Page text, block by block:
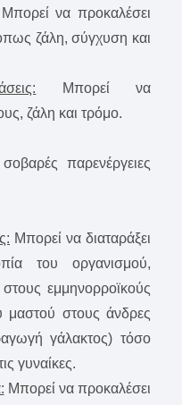
Mπορεί να προκαλέσει
ζάλη, σύγχυση και
Mπορεί να
ζάλη και τρόμο.
παρενέργειες
Mπορεί να διαταράξει
του οργανισμού,
εμμηνορροϊκούς
μαστού στους άνδρες
γάλακτος) τόσο
γυναίκες.
Mπορεί να προκαλέσει